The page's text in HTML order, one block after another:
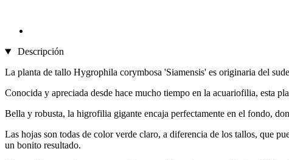
Descripción
La planta de tallo Hygrophila corymbosa 'Siamensis' es originaria del
Conocida y apreciada desde hace mucho tiempo en la acuariofilia, esta
Bella y robusta, la higrofilia gigante encaja perfectamente en el fondo,
Las hojas son todas de color verde claro, a diferencia de los tallos, que
un bonito resultado.